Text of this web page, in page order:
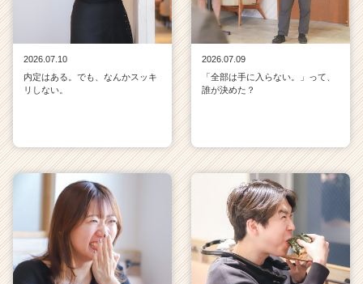
2026.07.10
内定はある。でも、なんかスッキ
リしない。
2026.07.09
「全部は手に入らない。」って、
誰が決めた？